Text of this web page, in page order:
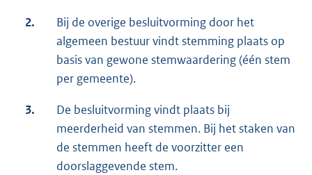
2.
Bij de overige besluitvorming door het
algemeen bestuur vindt stemming plaats op
basis van gewone stemwaardering (één stem
per gemeente).
3.
De besluitvorming vindt plaats bij
meerderheid van stemmen. Bij het staken van
de stemmen heeft de voorzitter een
doorslaggevende stem.